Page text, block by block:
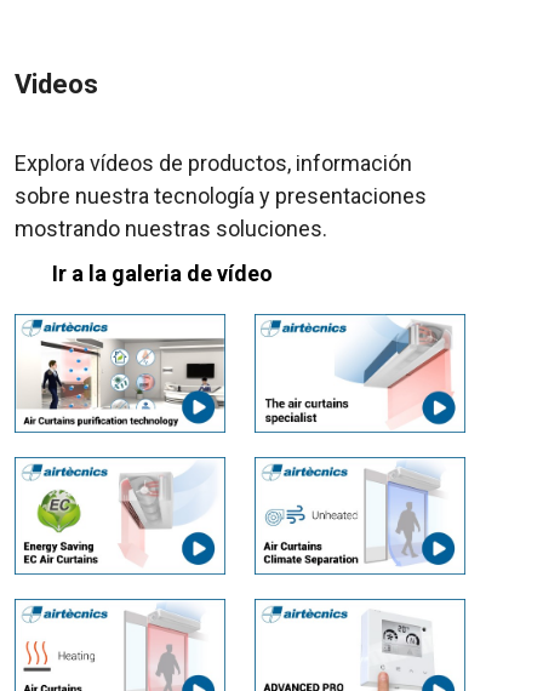
Videos
Explora vídeos de productos, información
sobre nuestra tecnología y presentaciones
mostrando nuestras soluciones.
Ir a la galeria de vídeo